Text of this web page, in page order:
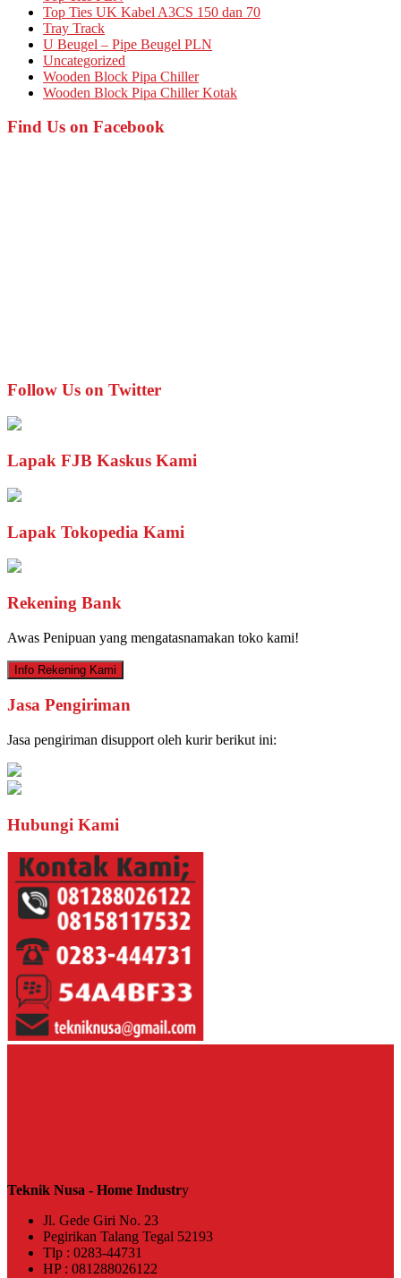
Top Ties UK Kabel A3CS 150 dan 70
Tray Track
U Beugel – Pipe Beugel PLN
Uncategorized
Wooden Block Pipa Chiller
Wooden Block Pipa Chiller Kotak
Find Us on Facebook
Follow Us on Twitter
Lapak FJB Kaskus Kami
Lapak Tokopedia Kami
Rekening Bank
Awas Penipuan yang mengatasnamakan toko kami!
Info Rekening Kami
Jasa Pengiriman
Jasa pengiriman disupport oleh kurir berikut ini:
Hubungi Kami
Teknik Nusa - Home Industry
Jl. Gede Giri No. 23
Pegirikan Talang Tegal 52193
Tlp : 0283-44731
HP : 081288026122